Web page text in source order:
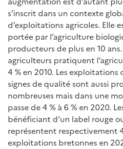
s’inscrit dans un contexte
d’exploitations agricoles. Elle
portée par l’agriculture
producteurs de plus en 10 ans.
agriculteurs pratiquent
4 % en 2010. Les exploitations
signes de qualité sont aussi
nombreuses mais dans une
passe de 4 % à 6 % en 2020.
bénéficiant d’un label rouge
représentent respectivement
exploitations bretonnes en